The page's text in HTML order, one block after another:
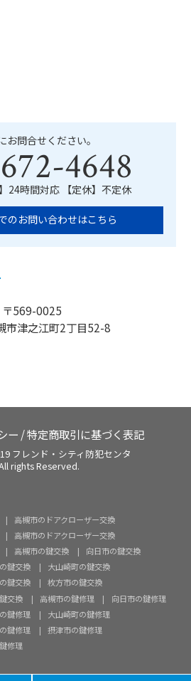
〒569-0025
市津之江町2丁目52-8
お問合せください。
4648
】24時間対応 【定休】不定休
のお問い合わせはこちら
ー /特定商取引に基づく表記
フレンド・シティ防犯センタ
rights Reserved.
高槻市のドアクローザー交換
高槻市のドアクローザー交換
高槻市の鍵交換
向日市の鍵交換
鍵交換
大山崎町の鍵交換
鍵交換
枚方市の鍵交換
交換 高槻市の鍵修理
向日市の鍵修理
鍵修理
大山崎町の鍵修理
鍵修理
摂津市の鍵修理
修理